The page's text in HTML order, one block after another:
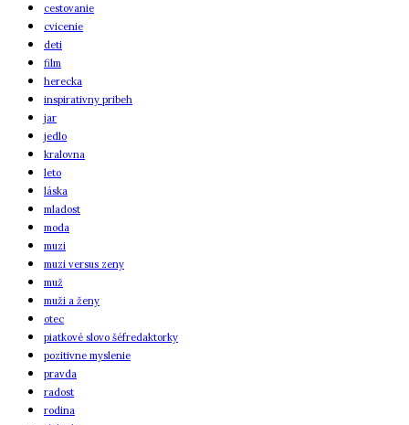
cestovanie
cvicenie
deti
film
herecka
inspirativny pribeh
jar
jedlo
kralovna
leto
láska
mladost
moda
muzi
muzi versus zeny
muž
muži a ženy
otec
piatkové slovo šéfredaktorky
pozitivne myslenie
pravda
radost
rodina